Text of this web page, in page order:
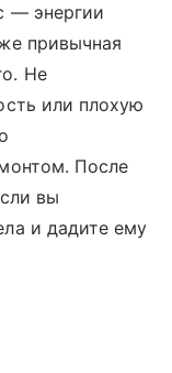
— энергии
привычная
Не
или плохую
После
вы
и дадите ему